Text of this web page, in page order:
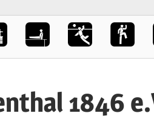
1846